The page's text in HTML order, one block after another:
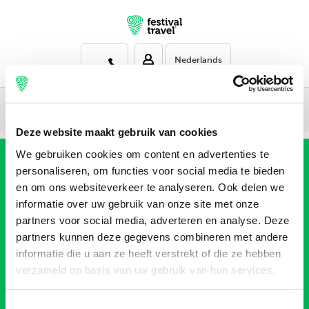
Deze website maakt gebruik van cookies
We gebruiken cookies om content en advertenties te
personaliseren, om functies voor social media te bieden
en om ons websiteverkeer te analyseren. Ook delen we
informatie over uw gebruik van onze site met onze
partners voor social media, adverteren en analyse. Deze
partners kunnen deze gegevens combineren met andere
informatie die u aan ze heeft verstrekt of die ze hebben
verzameld op basis van uw gebruik van hun services.
Klantenservice
Kom je ergens niet aan uit? We zijn bereikbaar via onze
contactpagina